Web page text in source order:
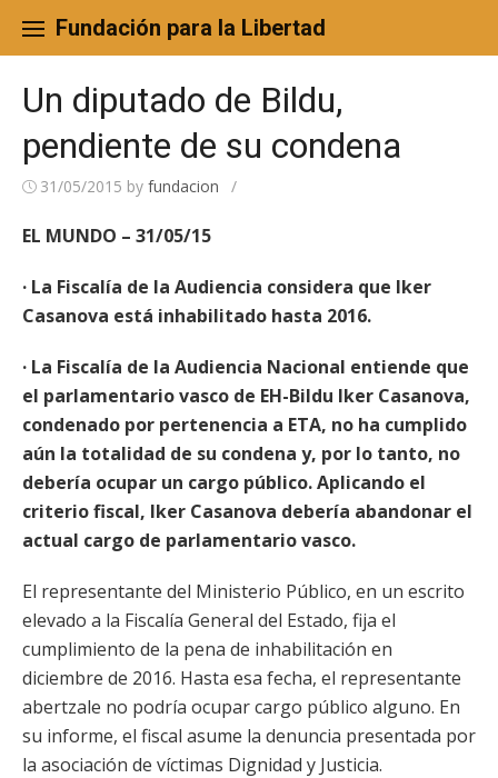
content
Fundación para la Libertad
Un diputado de Bildu,
pendiente de su condena
31/05/2015 by fundacion /
EL MUNDO – 31/05/15
· La Fiscalía de la Audiencia considera que Iker
Casanova está inhabilitado hasta 2016.
· La Fiscalía de la Audiencia Nacional entiende que
el parlamentario vasco de EH-Bildu Iker Casanova,
condenado por pertenencia a ETA, no ha cumplido
aún la totalidad de su condena y, por lo tanto, no
debería ocupar un cargo público. Aplicando el
criterio fiscal, Iker Casanova debería abandonar el
actual cargo de parlamentario vasco.
El representante del Ministerio Público, en un escrito
elevado a la Fiscalía General del Estado, fija el
cumplimiento de la pena de inhabilitación en
diciembre de 2016. Hasta esa fecha, el representante
abertzale no podría ocupar cargo público alguno. En
su informe, el fiscal asume la denuncia presentada por
la asociación de víctimas Dignidad y Justicia.